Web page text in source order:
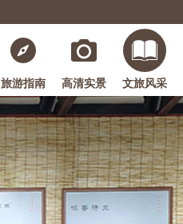
旅游指南 高清实景 文旅风采